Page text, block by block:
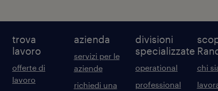
trova
lavoro
offerte di
lavoro
azienda
servizi per le
aziende
richiedi una
divisioni
specializzate
operational
professional
chi